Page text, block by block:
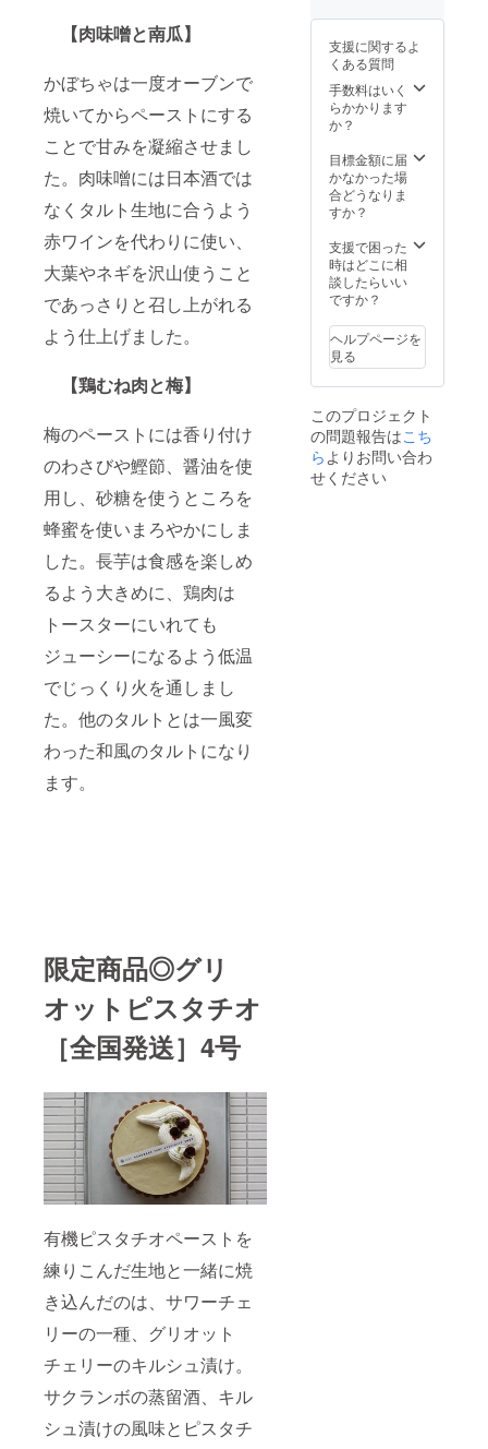
【肉味噌と南瓜】
かぼちゃは一度オーブンで
焼いてからペーストにする
ことで甘みを凝縮させまし
た。肉味噌には日本酒では
なくタルト生地に合うよう
赤ワインを代わりに使い、
大葉やネギを沢山使うこと
であっさりと召し上がれる
よう仕上げました。
【鶏むね肉と梅】
梅のペーストには香り付け
のわさびや鰹節、醤油を使
用し、砂糖を使うところを
蜂蜜を使いまろやかにしま
した。長芋は食感を楽しめ
るよう大きめに、鶏肉は
トースターにいれても
ジューシーになるよう低温
でじっくり火を通しまし
た。他のタルトとは一風変
わった和風のタルトになり
ます。
限定商品◎グリ
オットピスタチオ
［全国発送］4号
有機ピスタチオペーストを
練りこんだ生地と一緒に焼
き込んだのは、サワーチェ
リーの一種、グリオット
チェリーのキルシュ漬け。
サクランボの蒸留酒、キル
シュ漬けの風味とピスタチ
※桃の入
荷が始
まり次
第製造
に入り
ますの
だきま
す。ご
了承く
真はイ
メージ
です
た桃を
んに使
用して
完成し
たタル
す。桃
のシー
ズンの
るた
め、非
常に期
間が短
になり
ます。
※桃の入
荷が始
第製造
に入り
ますの
でお時
間いた
れる
を作り
ます。
ムース
の薄い
ピンク
の皮か
ら出て
いるた
め、作
に色合
いが変
わりま
す。 さ
ンポー
トされ
た桃を
ふんだ
用して
完成し
たタル
トにな
りま
支援に関するよ
くある質問
手数料はいく
らかかります
か？
目標金額に届
かなかった場
合どうなりま
すか？
支援で困った
時はどこに相
談したらいい
ですか？
ヘルプページを
見る
このプロジェクト
の問題報告はこち
ら よりお問い合わ
せください